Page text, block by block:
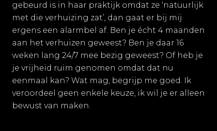
gebeurd is in haar praktijk omdat ze ‘natuurlijk
met die verhuizing zat’, dan gaat er bij mij
ergens een alarmbel af. Ben je écht 4 maanden
aan het verhuizen geweest? Ben je daar 16
weken lang 24/7 mee bezig geweest? Of heb je
je vrijheid ruim genomen omdat dat nu
eenmaal kan? Wat mag, begrijp me goed. Ik
veroordeel geen enkele keuze, ik wil je er alleen
bewust van maken.